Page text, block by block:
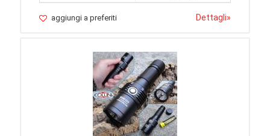
aggiungi a preferiti Dettagli»